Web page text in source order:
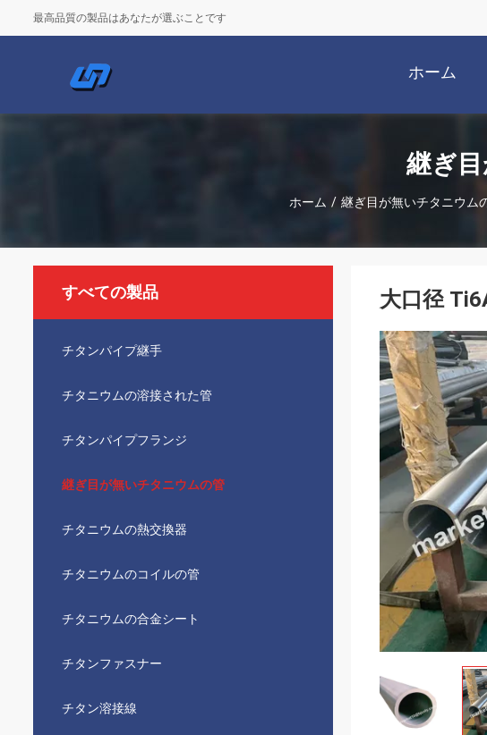
最高品質の製品はあなたが選ぶことです
ホーム
継ぎ
ホーム / 継ぎ目が無いチタニウム
すべての製品
チタンパイプ継手
チタニウムの溶接された管
チタンパイプフランジ
継ぎ目が無いチタニウムの管
チタニウムの熱交換器
チタニウムのコイルの管
チタニウムの合金シート
チタンファスナー
チタン溶接線
大口径